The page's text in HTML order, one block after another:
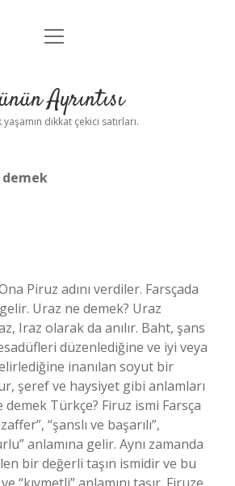
Anasayfa
Yasal Uyarı
menüyü
Ayrıntısı
yaşamın dikkat çekici satırları.
demek
Piruz adını verdiler. Farsçada
Uraz ne demek? Uraz
Iraz olarak da anılır. Baht, şans
düzenlediğine ve iyi veya
inanılan soyut bir
şeref ve haysiyet gibi anlamları
demek Türkçe? Firuz ismi Farsça
“şanslı ve başarılı”,
anlamına gelir. Aynı zamanda
bir değerli taşın ismidir ve bu